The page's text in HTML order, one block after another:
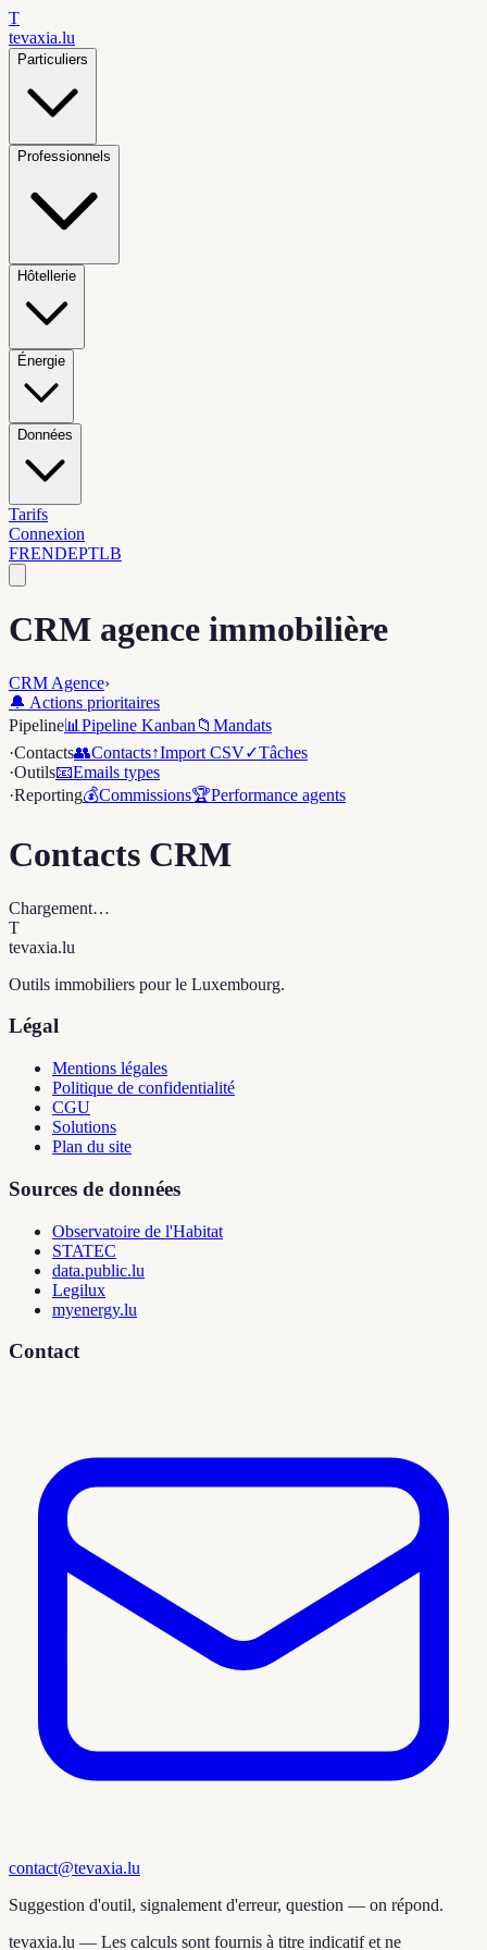
T
tevaxia.lu
Particuliers
Professionnels
Hôtellerie
Énergie
Données
Tarifs
Connexion
FRENDEPTLB
CRM agence immobilière
CRM Agence›
🔔 Actions prioritaires
Pipeline📊 Pipeline Kanban 📁 Mandats
·Contacts👥Contacts↑Import CSV✓Tâches
·Outils📧Emails types
·Reporting💰Commissions🏆Performance agents
Contacts CRM
Chargement…
T
tevaxia.lu
Outils immobiliers pour le Luxembourg.
Légal
Mentions légales
Politique de confidentialité
CGU
Solutions
Plan du site
Sources de données
Observatoire de l'Habitat
STATEC
data.public.lu
Legilux
myenergy.lu
Contact
contact@tevaxia.lu
Suggestion d'outil, signalement d'erreur, question — on répond.
tevaxia.lu — Les calculs sont fournis à titre indicatif et ne